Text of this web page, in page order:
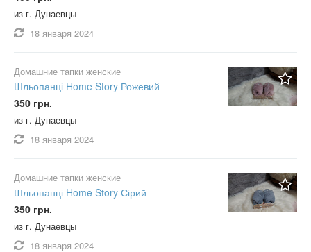
из г. Дунаевцы
18 января 2024
Домашние тапки женские
Шльопанці Home Story Рожевий
350 грн.
из г. Дунаевцы
18 января 2024
Домашние тапки женские
Шльопанці Home Story Сірий
350 грн.
из г. Дунаевцы
18 января 2024